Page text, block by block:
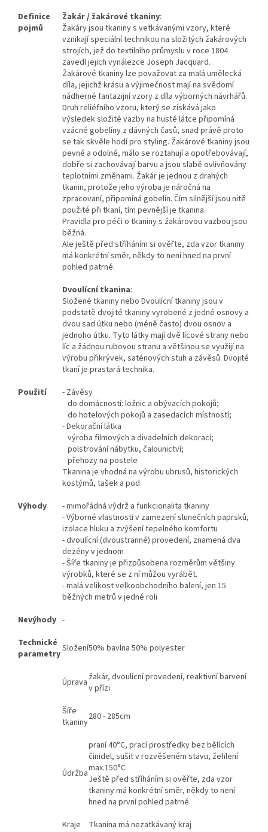
Definice
pojmů
Žakár / žakárové tkaniny:
Žakáry jsou tkaniny s vetkávanými vzory, které
vznikají speciální technikou na složitých žakárových
strojích, jež do textilního průmyslu v roce 1804
zavedl jejich vynálezce Joseph Jacquard.
Žakárové tkaniny lze považovat za malá umělecká
díla, jejichž krásu a výjimečnost mají na svědomí
nádherné fantazijní vzory z díla výborných návrhářů.
Druh reliéfního vzoru, který se získává jako
výsledek složité vazby na husté látce připomíná
vzácné gobelíny z dávných časů, snad právě proto
se tak skvěle hodí pro styling. Žakárové tkaniny jsou
pevné a odolné, málo se roztahují a opotřebovávají,
dobře si zachovávají barvu a jsou slabě ovlivňovány
teplotními změnami. Žakár je jednou z drahých
tkanin, protože jeho výroba je náročná na
zpracovaní, připomíná gobelín. Čím silnější jsou nitě
použité při tkaní, tím pevnější je tkanina.
Pravidla pro péči o tkaniny s žakárovou vazbou jsou
běžná.
Ale ještě před stříháním si ověřte, zda vzor tkaniny
má konkrétní směr, někdy to není hned na první
pohled patrné.
Dvoulícní tkanina:
Složené tkaniny nebo Dvoulícní tkaniny jsou v
podstatě dvojité tkaniny vyrobené z jedné osnovy a
dvou sad útku nebo (méně často) dvou osnov a
jednoho útku. Tyto látky mají dvě lícové strany nebo
líc a žádnou rubovou stranu a většinou se využijí na
výrobu přikrývek, saténových stuh a závěsů. Dvojité
tkaní je prastará technika.
Použití
- Závěsy
do domácností: ložnic a obývacích pokojů;
do hotelových pokojů a zasedacích místností;
- Dekorační látka
výroba filmových a divadelních dekorací;
polstrování nábytku, čalounictví;
přehozy na postele
Tkanina je vhodná na výrobu ubrusů, historických
kostýmů, tašek a pod
Výhody
- mimořádná výdrž a funkcionalita tkaniny
- Výborné vlastnosti v zamezení slunečních paprsků,
izolace hluku a zvýšení tepelného komfortu
- dvoulícní (dvoustranné) provedení, znamená dva
dezény v jednom
- Šíře tkaniny je přizpůsobena rozměrům většiny
výrobků, které se z ní můžou vyrábět.
- malá velikost velkoobchodního balení, jen 15
běžných metrů v jedné roli
Nevýhody -
Technické
parametrySložení50% bavlna 50% polyester
Úprava žakár, dvoulícní provedení, reaktivní barvení
v přízi
Šíře
tkaniny280 - 285cm
Údržba
praní 40°C, prací prostředky bez bělících
činidel, sušit v rozvěšeném stavu, žehlení
max.150°C
Ještě před stříháním si ověřte, zda vzor
tkaniny má konkrétní směr, někdy to není
hned na první pohled patrné.
Kraje
Tkanina má nezatkávaný kraj